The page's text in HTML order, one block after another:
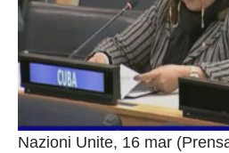
Nazioni Unite, 16 mar